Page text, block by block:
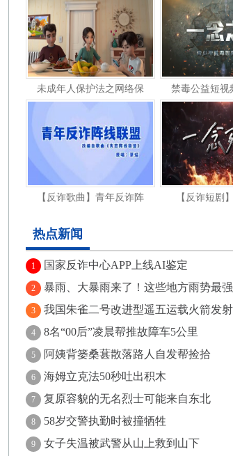
未成年人保护法之网络保 禁毒公益短视
【反诈歌曲】青年反诈阵 【反诈短剧
热点新闻
1 国家反诈中心APP上线AI鉴定
2 暴雨、大暴雨来了！这些地方雨势最强
3 我国朱雀二号改进型遥五运载火箭发
4 8名“00后”凌晨帮推故障车5公里
5 阿姨背篓桑葚散落路人自发帮捡拾
6 海姆立克法50秒吐出积木
7 复原容貌的无名烈士可能来自东北
8 58岁交警执勤时被撞牺牲
9 女子失温被武警从山上救到山下